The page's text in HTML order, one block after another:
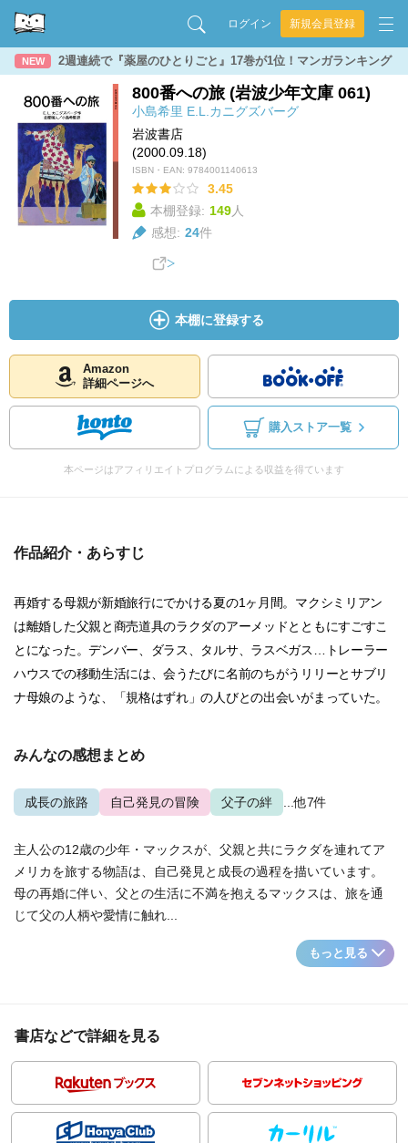
ログイン 新規会員登録
NEW 2週連続で『薬屋のひとりごと』17巻が1位！マンガランキング
800番への旅 (岩波少年文庫 061)
小島希里 E.L.カニグズバーグ
岩波書店
(2000.09.18)
ISBN・EAN: 9784001140613
3.45
本棚登録: 149人
感想: 24件
本棚に登録する
Amazon
詳細ページへ
購入ストア一覧
本ページはアフィリエイトプログラムによる収益を得ています
作品紹介・あらすじ
再婚する母親が新婚旅行にでかける夏の1ヶ月間。マクシミリアン
は離婚した父親と商売道具のラクダのアーメッドとともにすごすこ
とになった。デンバー、ダラス、タルサ、ラスベガス…トレーラー
ハウスでの移動生活には、会うたびに名前のちがうリリーとサブリ
ナ母娘のような、「規格はずれ」の人びとの出会いがまっていた。
みんなの感想まとめ
成長の旅路 自己発見の冒険 父子の絆 ...他7件
主人公の12歳の少年・マックスが、父親と共にラクダを連れてア
メリカを旅する物語は、自己発見と成長の過程を描いています。
母の再婚に伴い、父との生活に不満を抱えるマックスは、旅を通
じて父の人柄や愛情に触れ...
もっと見る
書店などで詳細を見る